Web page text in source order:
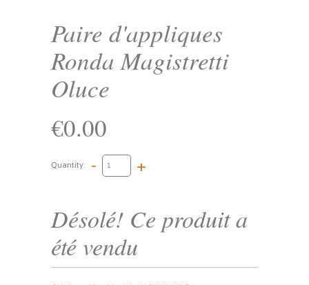
Paire d'appliques
Ronda Magistretti
Oluce
€0.00
Quantity: - +
Désolé! Ce produit a
été vendu